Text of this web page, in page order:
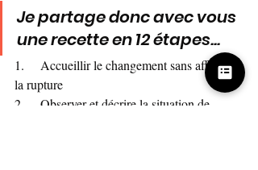
Je partage donc avec vous
une recette en 12 étapes...
1.    Accueillir le changement sans affronter
la rupture
2.    Observer et décrire la situation de